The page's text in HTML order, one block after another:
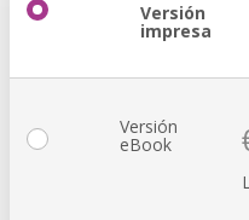
Versión
impresa
Versión
eBook